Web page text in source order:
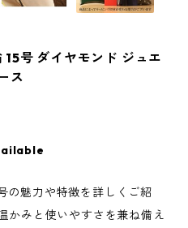
号 ダイヤモンド ジュエ
ス
の魅力や特徴を詳しくご紹
かみと使いやすさを兼ね備え